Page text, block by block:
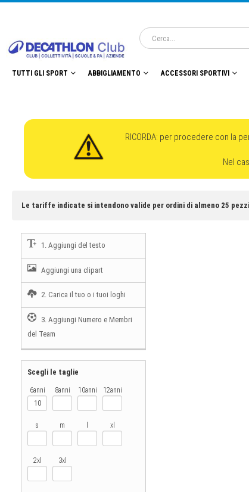
TUTTI GLI SPORT ABBIGLIAMENTO ACCESSORI SPORTIVI